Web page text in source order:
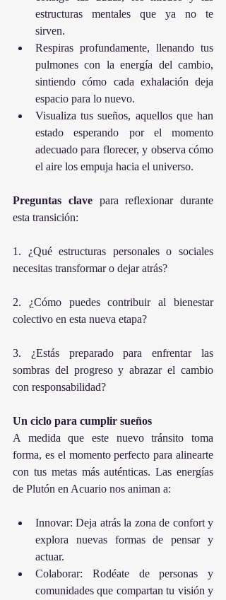
estructuras mentales que ya no te
sirven.
Respiras profundamente, llenando tus
pulmones con la energía del cambio,
sintiendo cómo cada exhalación deja
espacio para lo nuevo.
Visualiza tus sueños, aquellos que han
estado esperando por el momento
adecuado para florecer, y observa cómo
el aire los empuja hacia el universo.
Preguntas clave para reflexionar durante
esta transición:
1. ¿Qué estructuras personales o sociales
necesitas transformar o dejar atrás?
2. ¿Cómo puedes contribuir al bienestar
colectivo en esta nueva etapa?
3. ¿Estás preparado para enfrentar las
sombras del progreso y abrazar el cambio
con responsabilidad?
Un ciclo para cumplir sueños
A medida que este nuevo tránsito toma
forma, es el momento perfecto para alinearte
con tus metas más auténticas. Las energías
de Plutón en Acuario nos animan a:
Innovar: Deja atrás la zona de confort y
explora nuevas formas de pensar y
actuar.
Colaborar: Rodéate de personas y
comunidades que compartan tu visión y